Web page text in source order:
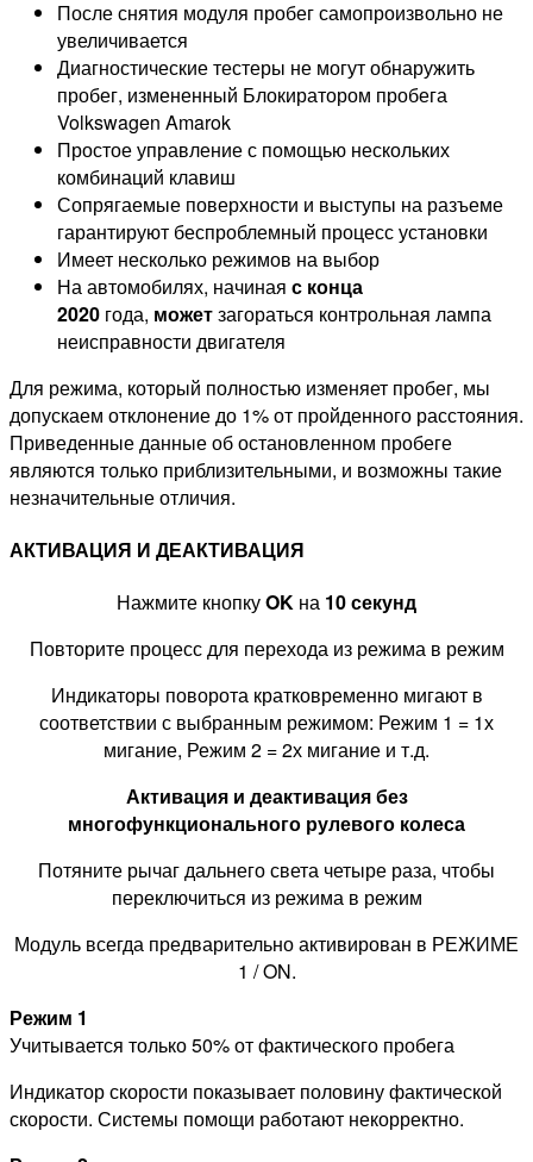
После снятия модуля пробег самопроизвольно не
увеличивается
Диагностические тестеры не могут обнаружить
пробег, измененный Блокиратором пробега
Volkswagen Amarok
Простое управление с помощью нескольких
комбинаций клавиш
Сопрягаемые поверхности и выступы на разъеме
гарантируют беспроблемный процесс установки
Имеет несколько режимов на выбор
На автомобилях, начиная с конца
2020 года, можетзагораться контрольная лампа
неисправности двигателя
Для режима, который полностью изменяет пробег, мы
допускаем отклонение до 1% от пройденного расстояния.
Приведенные данные об остановленном пробеге
являются только приблизительными, и возможны такие
незначительные отличия.
АКТИВАЦИЯ И ДЕАКТИВАЦИЯ
Нажмите кнопкуOK на 10 секунд
Повторите процесс для перехода из режима в режим
Индикаторы поворота кратковременно мигают в
соответствии с выбранным режимом: Режим 1 = 1х
мигание, Режим 2 = 2х мигание и т.д.
Активация и деактивация без
многофункционального рулевого колеса
Потяните рычаг дальнего света четыре раза, чтобы
переключиться из режима в режим
Модуль всегда предварительно активирован в РЕЖИМЕ
1 / ON.
Режим 1
Учитывается только 50% от фактического пробега
Индикатор скорости показывает половину фактической
скорости. Системы помощи работают некорректно.